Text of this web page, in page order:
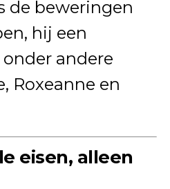
de beweringen
hij een
andere
Roxeanne en
eisen, alleen